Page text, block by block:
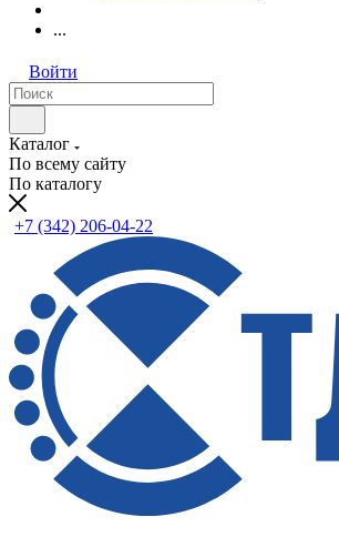
...
Войти
Каталог
По всему сайту
По каталогу
+7 (342) 206-04-22